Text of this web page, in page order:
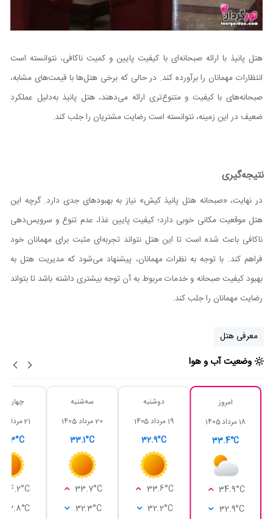
هتل پانیذ با ارائه صبحانه‌ای با کیفیت پایین و کمیت ناکافی، نتوانسته است
انتظارات مهمانان را برآورده کند. در حالی که برخی هتل‌ها با قیمت‌های مشابه،
صبحانه‌های با کیفیت و متنوع‌تری ارائه می‌دهند، هتل پانیذ به‌دلیل عملکرد
ضعیف در این زمینه، نتوانسته است رضایت مشتریان را جلب کند.
نتیجه‌گیری
در نهایت، «صبحانه هتل پانیذ کیش» نیاز به بهبودهای جدی دارد. گرچه این
هتل موقعیت مکانی خوبی دارد؛ کیفیت پایین غذا، عدم تنوع و سرویس‌دهی
ناکافی باعث شده است تا این هتل نتواند تجربه‌ای مثبت برای مهمانان خود
فراهم کند. با توجه به نظرات مهمانان، پیشنهاد می‌شود که مدیریت هتل به
بهبود کیفیت صبحانه و خدمات مربوط به آن توجه بیشتری داشته باشد تا بتواند
رضایت مهمانان را جلب کند.
معرفی هتل
وضعیت آب و هوا
امروز
18 مرداد 1405
33.4°C
34.9°C
32.9°C
دوشنبه
19 مرداد 1405
32.9°C
33.6°C
32.2°C
سه‌شنبه
20 مرداد 1405
33.1°C
33.7°C
32.3°C
21 مرداد 1405
34.2°C
32.8°C